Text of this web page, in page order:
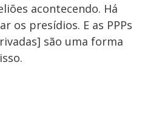
acontecendo. Há
os presídios. E as PPPs
são uma forma